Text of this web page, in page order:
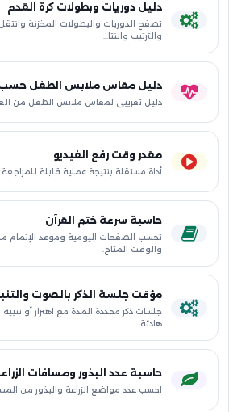
دليل دوريات وبطولات كرة القدم
تصفح الدوريات والبطولات المخزنة
والترتيب والنتا…
دليل مقاس ملابس الطفل حسب
دليل تقريبي لمقاس ملابس الطفل من
مقدر وقت رفع الفيديو
أداة مستقلة بنتيجة عملية قابلة للمراجعة.
حاسبة سرعة ختم القرآن
تحسب الصفحات اليومية وموعد الإتمام
والوقت المتاح.
مؤقت جلسة الذكر بالصوت
جلسات ذكر محددة المدة مع اهتزاز أو
هادئة.
حاسبة عدد البذور ومسافات
احسب عدد مواضع الزراعة والبذور من